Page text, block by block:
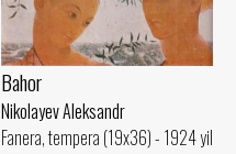
Bahor
Nikolayev Aleksandr
Fanera, tempera (19x36) - 1924 yil